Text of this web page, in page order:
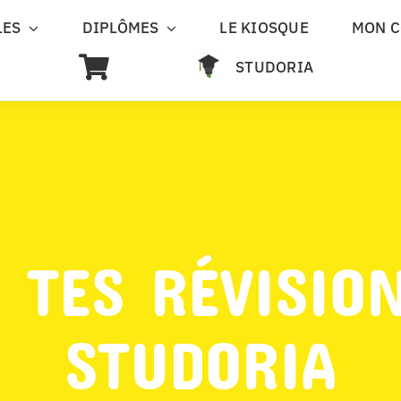
DIPLÔMES LE KIOSQUE
MON
STUDORIA
TES
STUDORIA